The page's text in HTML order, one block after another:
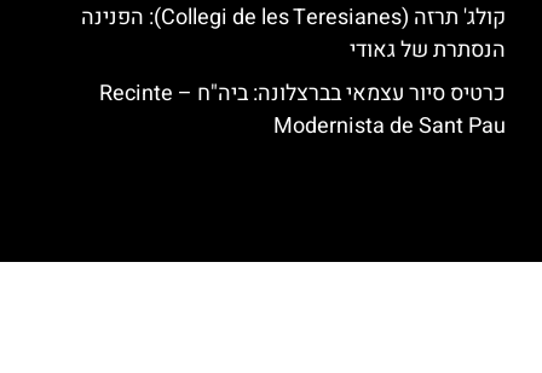
קולג' תרזה (Collegi de les Teresianes): הפנינה
הנסתרת של גאודי
כרטיס סיור עצמאי בברצלונה: ביה"ח – Recinte
Modernista de Sant Pau